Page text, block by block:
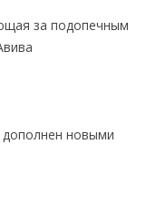
за подопечным
новыми